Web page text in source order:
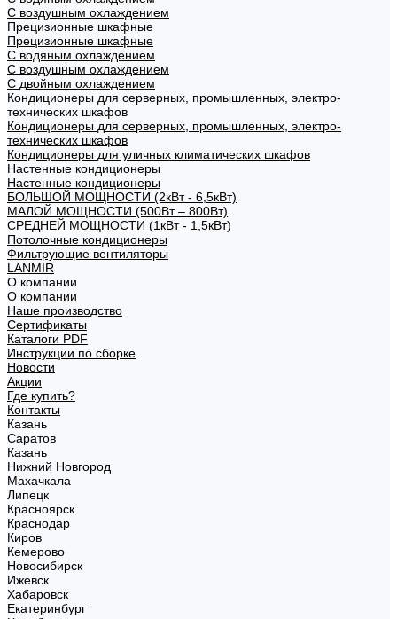
С воздушным охлаждением
Прецизионные шкафные
Прецизионные шкафные
С водяным охлаждением
С воздушным охлаждением
С двойным охлаждением
Кондиционеры для серверных, промышленных, электро-
технических шкафов
Кондиционеры для серверных, промышленных, электро-
технических шкафов
Кондиционеры для уличных климатических шкафов
Настенные кондиционеры
Настенные кондиционеры
БОЛЬШОЙ МОЩНОСТИ (2кВт - 6,5кВт)
МАЛОЙ МОЩНОСТИ (500Вт – 800Вт)
СРЕДНЕЙ МОЩНОСТИ (1кВт - 1,5кВт)
Потолочные кондиционеры
Фильтрующие вентиляторы
LANMIR
О компании
О компании
Наше производство
Сертификаты
Каталоги PDF
Инструкции по сборке
Новости
Акции
Где купить?
Контакты
Казань
Саратов
Казань
Нижний Новгород
Махачкала
Липецк
Красноярск
Краснодар
Киров
Кемерово
Новосибирск
Ижевск
Хабаровск
Екатеринбург